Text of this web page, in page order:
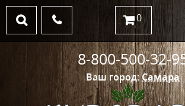
Ваш город:Самара
8-800-500-32-
0